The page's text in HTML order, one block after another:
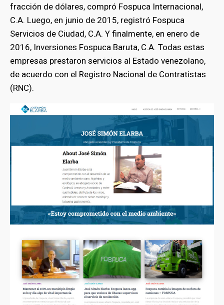
fracción de dólares, compró Fospuca Internacional,
C.A. Luego, en junio de 2015, registró Fospuca
Servicios de Ciudad, C.A. Y finalmente, en enero de
2016, Inversiones Fospuca Baruta, C.A. Todas estas
empresas prestaron servicios al Estado venezolano,
de acuerdo con el Registro Nacional de Contratistas
(RNC).